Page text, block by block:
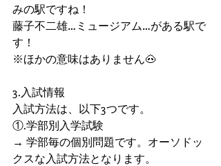
みの駅ですね！
藤子不二雄…ミュージアム…がある駅で
す！
※ほかの意味はありません🐽
3.入試情報
入試方法は、以下3つです。
①.学部別入学試験
→ 学部毎の個別問題です。オーソドッ
クスな入試方法となります。